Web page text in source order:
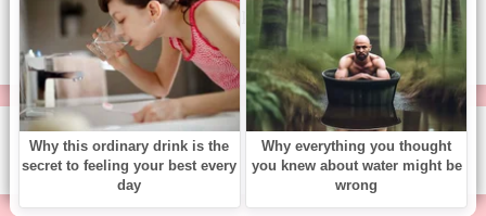
Перейти на страницу:
© https://vse-knigi.org